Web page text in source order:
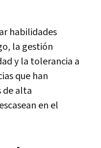
habilidades
la gestión
y la tolerancia a
que han
de alta
en el